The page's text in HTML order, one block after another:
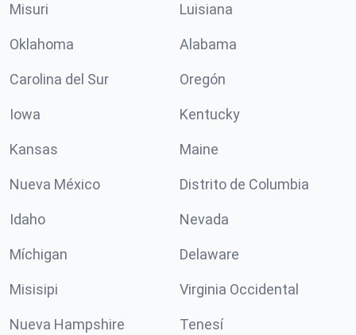
Misuri Luisiana
Oklahoma Alabama
Carolina del Sur Oregón
Iowa Kentucky
Kansas Maine
Nueva México Distrito de Columbia
Idaho Nevada
Míchigan Delaware
Misisipi Virginia Occidental
Nueva Hampshire Tenesí